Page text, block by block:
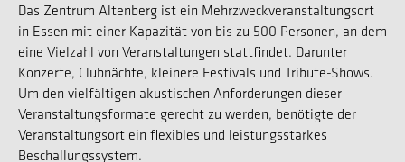
Das Zentrum Altenberg ist ein Mehrzweckveranstaltungsort
in Essen mit einer Kapazität von bis zu 500 Personen, an dem
eine Vielzahl von Veranstaltungen stattfindet. Darunter
Konzerte, Clubnächte, kleinere Festivals und Tribute-Shows.
Um den vielfältigen akustischen Anforderungen dieser
Veranstaltungsformate gerecht zu werden, benötigte der
Veranstaltungsort ein flexibles und leistungsstarkes
Beschallungssystem.